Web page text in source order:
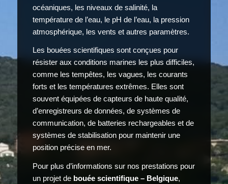
océaniques, les niveaux de salinité, la
température de l’eau, le pH de l’eau, la pression
atmosphérique, les vents et autres paramètres.
Les bouées scientifiques sont conçues pour
résister aux conditions marines les plus difficiles,
comme les tempêtes, les vagues, les courants
forts et les températures extrêmes. Elles sont
souvent équipées de capteurs de haute qualité,
d’enregistreurs de données, de systèmes de
communication, de batteries rechargeables et de
systèmes de stabilisation pour maintenir une
position précise en mer.
Pour plus d’informations sur nos prestations pour
un projet de bouée scientifique – Belgique,